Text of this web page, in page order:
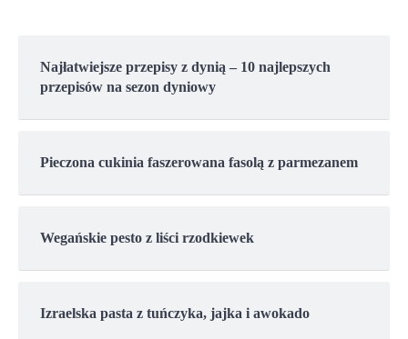
Najłatwiejsze przepisy z dynią – 10 najlepszych
przepisów na sezon dyniowy
Pieczona cukinia faszerowana fasolą z parmezanem
Wegańskie pesto z liści rzodkiewek
Izraelska pasta z tuńczyka, jajka i awokado